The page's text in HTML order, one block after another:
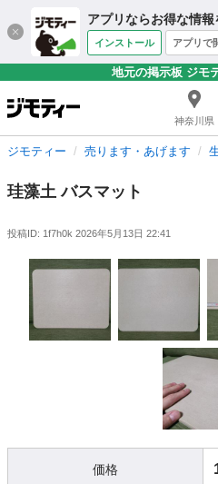
アプリならお得な情報
インストール アプリで
地元の掲示板 ジモ
神奈川県
ジモティー 売ります・あげます
珪藻土 バスマット
投稿ID: 1f7h0k 2026年5月13日 22:41
価格